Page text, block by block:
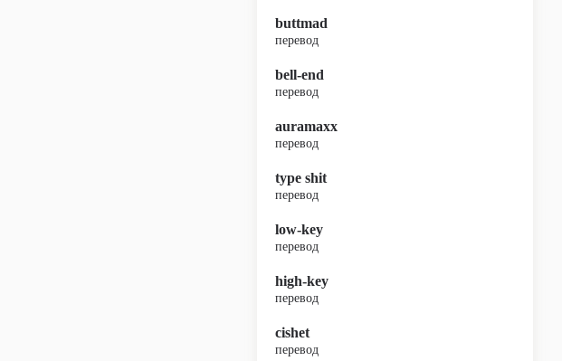
buttmad
перевод
bell-end
перевод
auramaxx
перевод
type shit
перевод
low-key
перевод
high-key
перевод
cishet
перевод